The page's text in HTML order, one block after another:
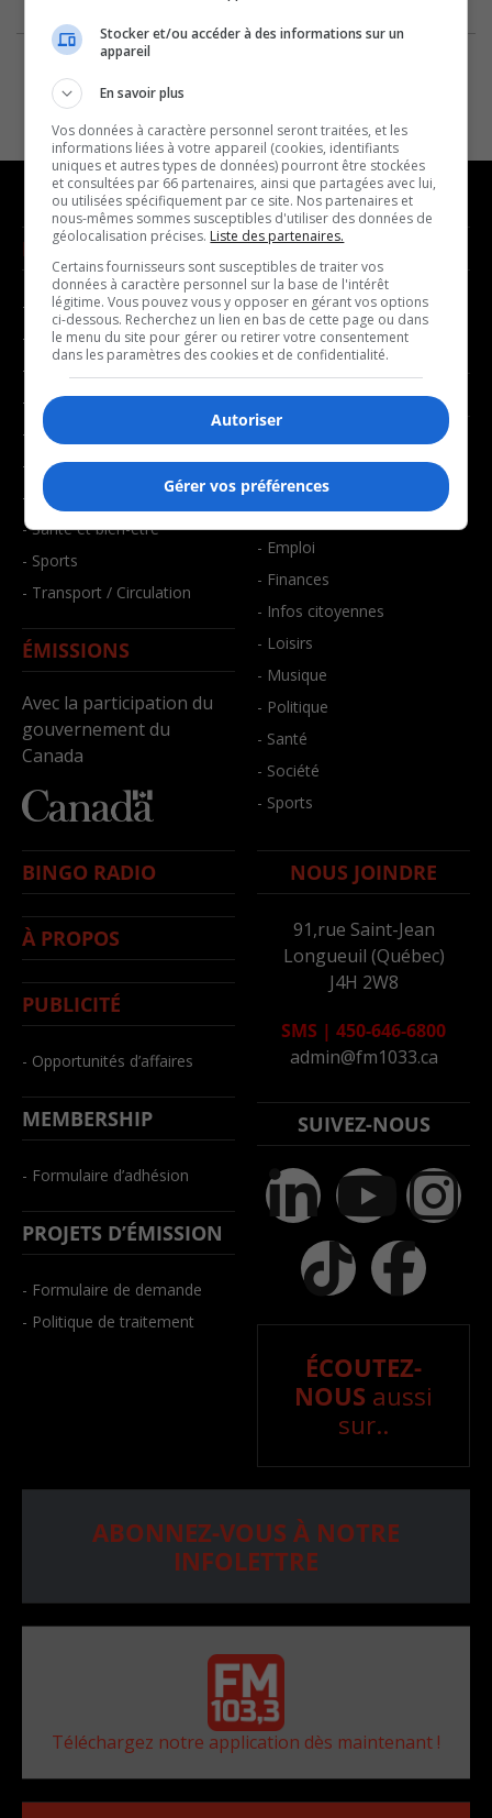
NOUVELLES
- Affaires municipales
- Communauté / Social
- Culture
- Économie
- Éducation
- Environnement
- Faits divers
- Santé et bien-être
- Sports
- Transport / Circulation
ÉMISSIONS
Avec la participation du
gouvernement du
Canada
MUSIQUE
- Décompte franco
- Joué récemment
BALADOS
- Art de vivre
- Bien-être
- Emploi
- Finances
- Infos citoyennes
- Loisirs
- Musique
- Politique
- Santé
- Société
- Sports
BINGO RADIO
À PROPOS
PUBLICITÉ
- Opportunités d’affaires
MEMBERSHIP
- Formulaire d’adhésion
PROJETS D’ÉMISSION
- Formulaire de demande
- Politique de traitement
NOUS JOINDRE
91,rue Saint-Jean
Longueuil (Québec)
J4H 2W8
SMS | 450-646-6800
admin@fm1033.ca
SUIVEZ-NOUS
ÉCOUTEZ-
NOUS aussi
sur..
ABONNEZ-VOUS À NOTRE
INFOLETTRE
Téléchargez notre application dès maintenant !
Stocker et/ou accéder à des informations sur un
appareil
En savoir plus
Vos données à caractère personnel seront traitées, et les
informations liées à votre appareil (cookies, identifiants
uniques et autres types de données) pourront être stockées
et consultées par 66 partenaires, ainsi que partagées avec lui,
ou utilisées spécifiquement par ce site. Nos partenaires et
nous-mêmes sommes susceptibles d'utiliser des données de
géolocalisation précises. Liste des partenaires.
Certains fournisseurs sont susceptibles de traiter vos
données à caractère personnel sur la base de l'intérêt
légitime. Vous pouvez vous y opposer en gérant vos options
ci-dessous. Recherchez un lien en bas de cette page ou dans
le menu du site pour gérer ou retirer votre consentement
dans les paramètres des cookies et de confidentialité.
Autoriser
Gérer vos préférences